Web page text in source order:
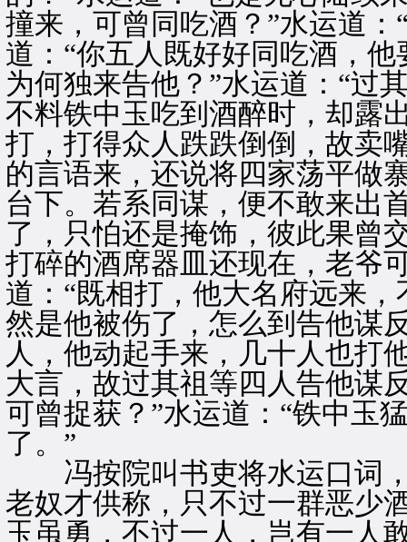
撞来，可曾同吃酒？”水运道
道：“你五人既好好同吃酒，
为何独来告他？”水运道：“过
不料铁中玉吃到酒醉时，却露
打，打得众人跌跌倒倒，故卖
的言语来，还说将四家荡平做
台下。若系同谋，便不敢来出
了，只怕还是掩饰，彼此果曾
打碎的酒席器皿还现在，老爷
道：“既相打，他大名府远来
然是他被伤了，怎么到告他谋
人，他动起手来，几十人也打
大言，故过其祖等四人告他谋
可曾捉获？”水运道：“铁中玉
了。”
冯按院叫书吏将水运口词，
老奴才供称，只不过一群恶少
玉虽勇，不过一人，岂有一人